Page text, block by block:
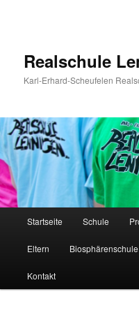
Realschule
Karl-Erhard-Scheufelen
Startseite Schule
Eltern Biosphärenschule
Kontakt